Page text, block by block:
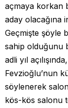
açmaya korkan
aday olacağına
Geçmişte şöyle
sahip olduğunu
adli yıl
Fevzioğlu’nun
söylenerek
kös-kös salonu